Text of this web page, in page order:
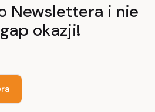
Newslettera i nie
okazji!